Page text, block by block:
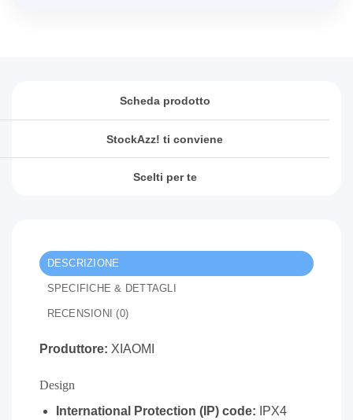
Scheda prodotto
StockAzz! ti conviene
Scelti per te
DESCRIZIONE
SPECIFICHE & DETTAGLI
RECENSIONI (0)
Produttore: XIAOMI
Design
International Protection (IP) code: IPX4